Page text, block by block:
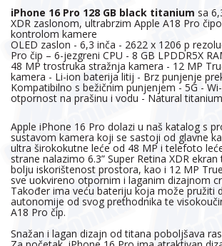
iPhone 16 Pro 128 GB black titanium sa
XDR zaslonom, ultrabrzim Apple A18 Pro
kontrolom kamere
OLED zaslon - 6,3 inča - 2622 x 1206 p
Pro čip – 6-jezgreni CPU - 8 GB LPDDR5X
48 MP trostruka stražnja kamera - 12 MP
kamera - Li-ion baterija litij - Brz punjenje
Kompatibilno s bežičnim punjenjem - 5G -
otpornost na prašinu i vodu - Natural
Apple iPhone 16 Pro dolazi u naš katalog s
sustavom kamera koji se sastoji od glavne
ultra širokokutne leće od 48 MP i telefoto
strane nalazimo 6.3” Super Retina XDR
bolju iskorištenost prostora, kao i 12 MP
sve uokvireno otpornim i laganim dizajnom
Također ima veću bateriju koja može pružiti
autonomije od svog prethodnika te
A18 Pro čip.
Snažan i lagan dizajn od titana poboljšava